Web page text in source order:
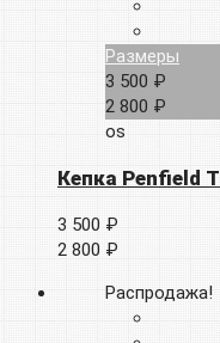
Размеры
3 500 ₽
2 800 ₽
os
Кепка Penfield
3 500 ₽
2 800 ₽
Распродажа!